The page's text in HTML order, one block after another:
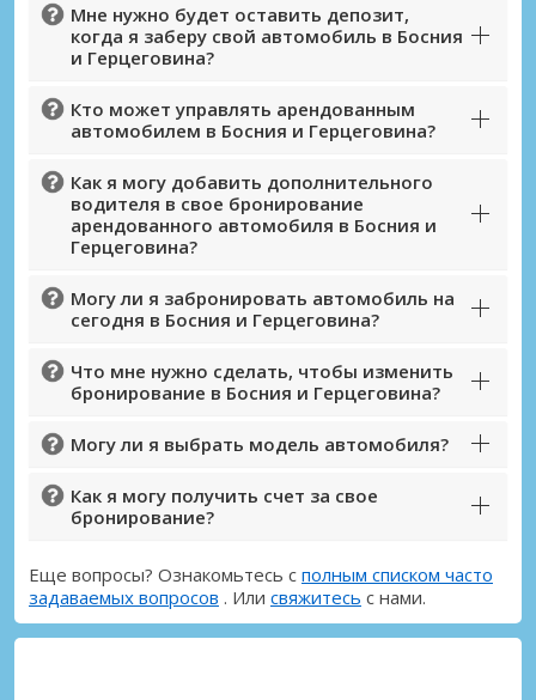
Мне нужно будет оставить депозит,
когда я заберу свой автомобиль в Босния
и Герцеговина?
Кто может управлять арендованным
автомобилем в Босния и Герцеговина?
Как я могу добавить дополнительного
водителя в свое бронирование
арендованного автомобиля в Босния и
Герцеговина?
Могу ли я забронировать автомобиль на
сегодня в Босния и Герцеговина?
Что мне нужно сделать, чтобы изменить
бронирование в Босния и Герцеговина?
Могу ли я выбрать модель автомобиля?
Как я могу получить счет за свое
бронирование?
Еще вопросы? Ознакомьтесь с полным списком часто
задаваемых вопросов . Или свяжитесь с нами.
Получите доступ к эксклюзивным
предложениям партнёров